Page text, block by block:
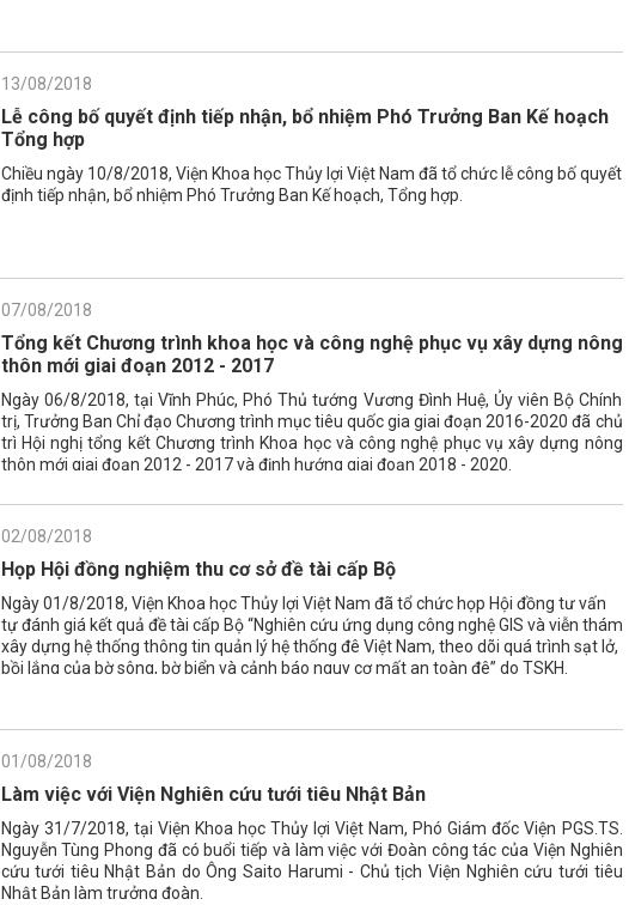
13/08/2018
Lễ công bố quyết định tiếp nhận, bổ nhiệm Phó Trưởng Ban Kế hoạch
Tổng hợp
Chiều ngày 10/8/2018, Viện Khoa học Thủy lợi Việt Nam đã tổ chức lễ công bố quyết
định tiếp nhận, bổ nhiệm Phó Trưởng Ban Kế hoạch, Tổng hợp.
07/08/2018
Tổng kết Chương trình khoa học và công nghệ phục vụ xây dựng nông
thôn mới giai đoạn 2012 - 2017
Ngày 06/8/2018, tại Vĩnh Phúc, Phó Thủ tướng Vương Đình Huệ, Ủy viên Bộ Chính
trị, Trưởng Ban Chỉ đạo Chương trình mục tiêu quốc gia giai đoạn 2016-2020 đã chủ
trì Hội nghị tổng kết Chương trình Khoa học và công nghệ phục vụ xây dựng nông
thôn mới giai đoạn 2012 - 2017 và định hướng giai đoạn 2018 - 2020.
02/08/2018
Họp Hội đồng nghiệm thu cơ sở đề tài cấp Bộ
Ngày 01/8/2018, Viện Khoa học Thủy lợi Việt Nam đã tổ chức họp Hội đồng tư vấn
tự đánh giá kết quả đề tài cấp Bộ “Nghiên cứu ứng dụng công nghệ GIS và viễn thám
xây dựng hệ thống thông tin quản lý hệ thống đê Việt Nam, theo dõi quá trình sạt lở,
bồi lắng của bờ sông, bờ biển và cảnh báo nguy cơ mất an toàn đê” do TSKH.
01/08/2018
Làm việc với Viện Nghiên cứu tưới tiêu Nhật Bản
Ngày 31/7/2018, tại Viện Khoa học Thủy lợi Việt Nam, Phó Giám đốc Viện PGS.TS.
Nguyễn Tùng Phong đã có buổi tiếp và làm việc với Đoàn công tác của Viện Nghiên
cứu tưới tiêu Nhật Bản do Ông Saito Harumi - Chủ tịch Viện Nghiên cứu tưới tiêu
Nhật Bản làm trưởng đoàn.